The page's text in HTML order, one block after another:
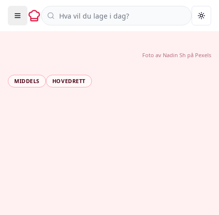
Søk i oppskrifter
MIDDELS HOVEDRETT
Foto av Nadin Sh på Pexels